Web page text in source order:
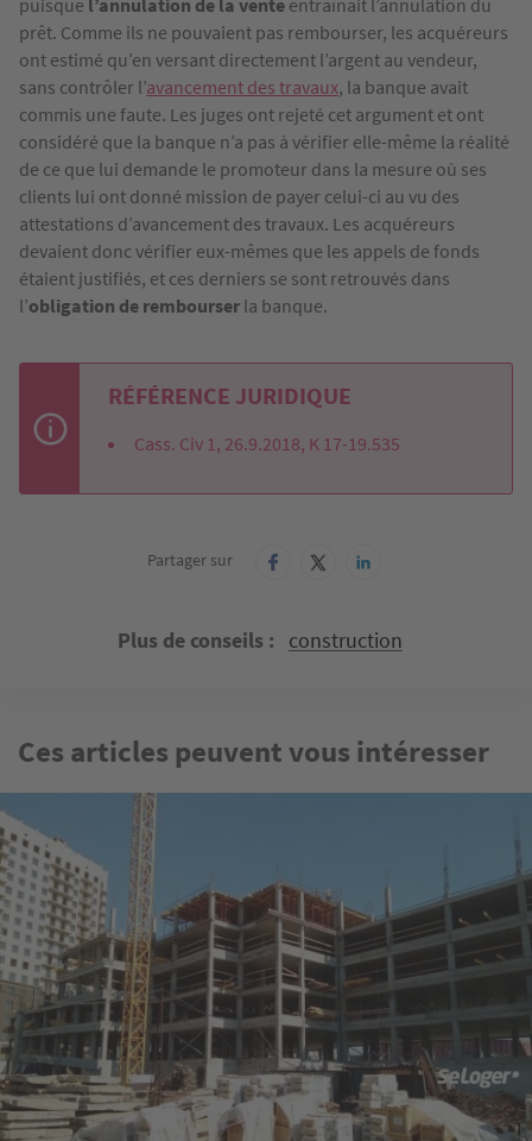
prêt. Comme ils ne pouvaient pas rembourser, les acquéreurs
ont estimé qu’en versant directement l’argent au vendeur,
sans contrôler l’avancement des travaux, la banque avait
commis une faute. Les juges ont rejeté cet argument et ont
considéré que la banque n’a pas à vérifier elle-même la réalité
de ce que lui demande le promoteur dans la mesure où ses
clients lui ont donné mission de payer celui-ci au vu des
attestations d’avancement des travaux. Les acquéreurs
devaient donc vérifier eux-mêmes que les appels de fonds
étaient justifiés, et ces derniers se sont retrouvés dans
l’obligation de rembourser la banque.
RÉFÉRENCE JURIDIQUE
Cass. Civ 1, 26.9.2018, K 17-19.535
Partager sur
Plus de conseils construction
Ces articles peuvent vous intéresser